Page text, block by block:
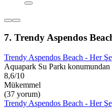
7. Trendy Aspendos
Trendy Aspendos Beach - Her
Aquapark Su Parkı
8,6/10
Mükemmel
(37 yorum)
Trendy Aspendos Beach - Her